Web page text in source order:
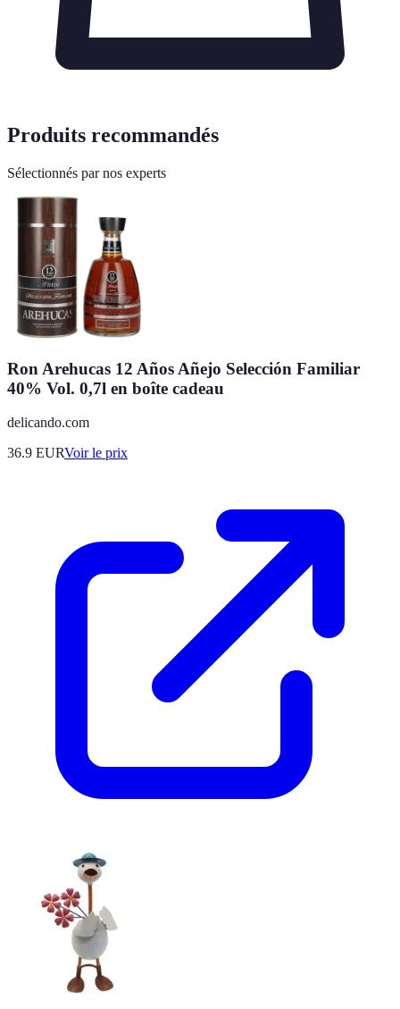
Produits recommandés
Sélectionnés par nos experts
Ron Arehucas 12 Años Añejo Selección Familiar
40% Vol. 0,7l en boîte cadeau
delicando.com
36.9 EURVoir le prix